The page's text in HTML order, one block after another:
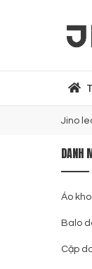
Jino
DANH
Áo
Balo
Cặp